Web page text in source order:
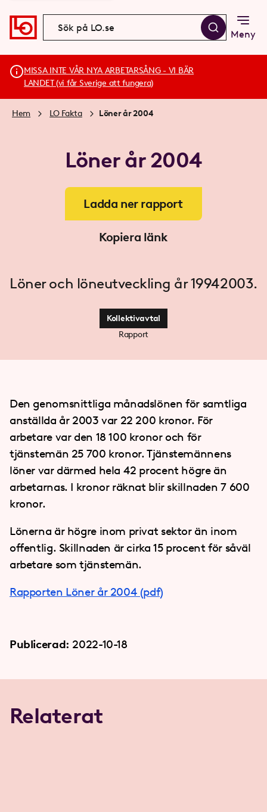
Meny
MISSA INTE VÅR NYA ARBETARSÅNG - VI BÄR
LANDET (vi får Sverige att fungera)
Hem LO Fakta Löner år 2004
Löner år 2004
Ladda ner rapport
Kopiera länk
Löner och löneutveckling år 19942003.
Kollektivavtal
Rapport
Den genomsnittliga månadslönen för samtliga
anställda år 2003 var 22 200 kronor. För
arbetare var den 18 100 kronor och för
tjänstemän 25 700 kronor. Tjänstemännens
löner var därmed hela 42 procent högre än
arbetarnas. I kronor räknat blir skillnaden 7 600
kronor.
Lönerna är högre inom privat sektor än inom
offentlig. Skillnaden är cirka 15 procent för såväl
arbetare som tjänstemän.
Rapporten Löner år 2004 (pdf)
Publicerad: 2022-10-18
Relaterat